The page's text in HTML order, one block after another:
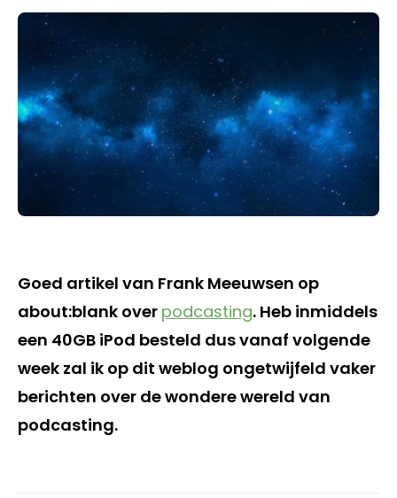
Goed artikel van Frank Meeuwsen op
about:blank over podcasting. Heb inmiddels
een 40GB iPod besteld dus vanaf volgende
week zal ik op dit weblog ongetwijfeld vaker
berichten over de wondere wereld van
podcasting.